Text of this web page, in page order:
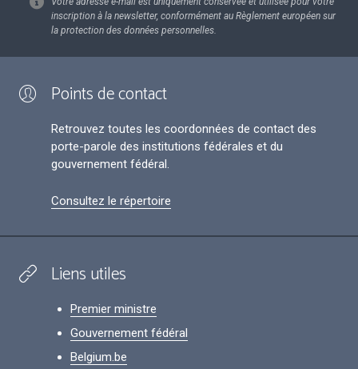
inscription à la newsletter, conformément au Règlement européen sur
la protection des données personnelles.
Points de contact
Retrouvez toutes les coordonnées de contact des
porte-parole des institutions fédérales et du
gouvernement fédéral.
Consultez le répertoire
Liens utiles
Premier ministre
Gouvernement fédéral
Belgium.be